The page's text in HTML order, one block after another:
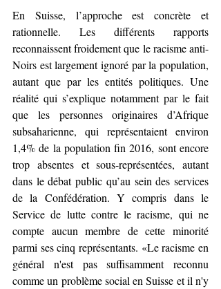
En Suisse, l’approche est concrète et
rationnelle. Les différents rapports
reconnaissent froidement que le racisme anti-
Noirs est largement ignoré par la population,
autant que par les entités politiques. Une
réalité qui s’explique notamment par le fait
que les personnes originaires d’Afrique
subsaharienne, qui représentaient environ
1,4% de la population fin 2016, sont encore
trop absentes et sous-représentées, autant
dans le débat public qu’au sein des services
de la Confédération. Y compris dans le
Service de lutte contre le racisme, qui ne
compte aucun membre de cette minorité
parmi ses cinq représentants. «Le racisme en
général n'est pas suffisamment reconnu
comme un problème social en Suisse et il n'y